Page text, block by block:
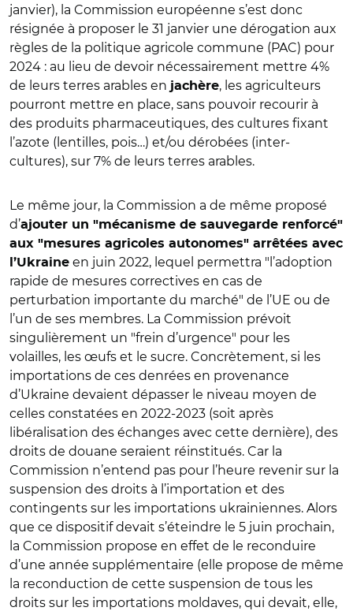
janvier), la Commission européenne s’est donc
résignée à proposer le 31 janvier une dérogation aux
règles de la politique agricole commune (PAC) pour
2024 : au lieu de devoir nécessairement mettre 4%
de leurs terres arables en jachère, les agriculteurs
pourront mettre en place, sans pouvoir recourir à
des produits pharmaceutiques, des cultures fixant
l’azote (lentilles, pois…) et/ou dérobées (inter-
cultures), sur 7% de leurs terres arables.
Le même jour, la Commission a de même proposé
d’ajouter un "mécanisme de sauvegarde renforcé"
aux "mesures agricoles autonomes" arrêtées avec
l’Ukraine en juin 2022, lequel permettra "l’adoption
rapide de mesures correctives en cas de
perturbation importante du marché" de l’UE ou de
l’un de ses membres. La Commission prévoit
singulièrement un "frein d’urgence" pour les
volailles, les œufs et le sucre. Concrètement, si les
importations de ces denrées en provenance
d’Ukraine devaient dépasser le niveau moyen de
celles constatées en 2022-2023 (soit après
libéralisation des échanges avec cette dernière), des
droits de douane seraient réinstitués. Car la
Commission n’entend pas pour l’heure revenir sur la
suspension des droits à l’importation et des
contingents sur les importations ukrainiennes. Alors
que ce dispositif devait s’éteindre le 5 juin prochain,
la Commission propose en effet de le reconduire
d’une année supplémentaire (elle propose de même
la reconduction de cette suspension de tous les
droits sur les importations moldaves, qui devait, elle,